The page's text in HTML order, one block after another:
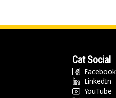
Cat Social
Facebook
LinkedIn
YouTube